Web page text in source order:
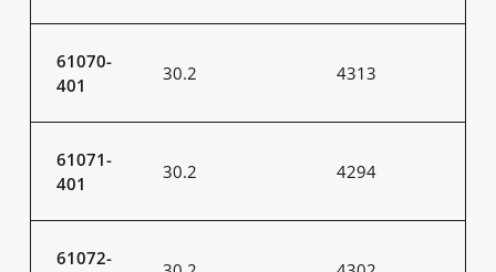
61070-
401
30.2 4313
61071-
401
30.2 4294
61072-